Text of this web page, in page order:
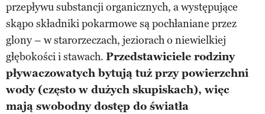
przepływu substancji organicznych, a występujące
skąpo składniki pokarmowe są pochłaniane przez
glony – w starorzeczach, jeziorach o niewielkiej
głębokości i stawach. Przedstawiciele rodziny
pływaczowatych bytują tuż przy powierzchni
wody (często w dużych skupiskach), więc
mają swobodny dostęp do światła